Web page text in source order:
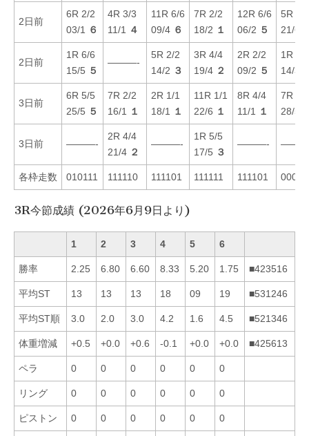
2日前
6R 2/2
03/1
６
4R 3/3
11/1
４
11R 6/6
09/4 ６
7R 2/2
18/2 １
12R 6/6
06/2 ５
5R 4/4
21/6
2日前
1R 6/6
15/5 ５
———-
5R 2/2
14/2 ３
3R 4/4
19/4 ２
2R 2/2
09/2 ５
1R 5/5
14/3
3日前
6R 5/5
25/5 ５
7R 2/2
16/1
１
2R 1/1
18/1
１
11R 1/1
22/6 １
8R 4/4
11/1
１
7R 6/6
28/5
3日前 ———-
2R 4/4
21/4 ２
———-
1R 5/5
17/5 ３
———-
各枠走数 010111 111110 111101 111111 111101
3R今節成績 (2026年6月9日より)
1 2 3 4 5 6
勝率 2.25 6.80 6.60 8.33 5.20 1.75 ■423516
平均ST 13 13 13 18 09 19 ■531246
平均ST順 3.0 2.0 3.0 4.2 1.6 4.5 ■521346
体重増減 +0.5 +0.0 +0.6 -0.1 +0.0 +0.0 ■425613
ペラ 0 0 0 0 0 0
リング 0 0 0 0 0 0
ピストン 0 0 0 0 0 0